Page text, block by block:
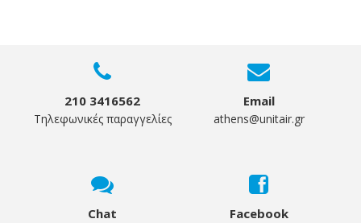
210 3416562
Τηλεφωνικές παραγγελίες
Email
athens@unitair.gr
Chat Facebook